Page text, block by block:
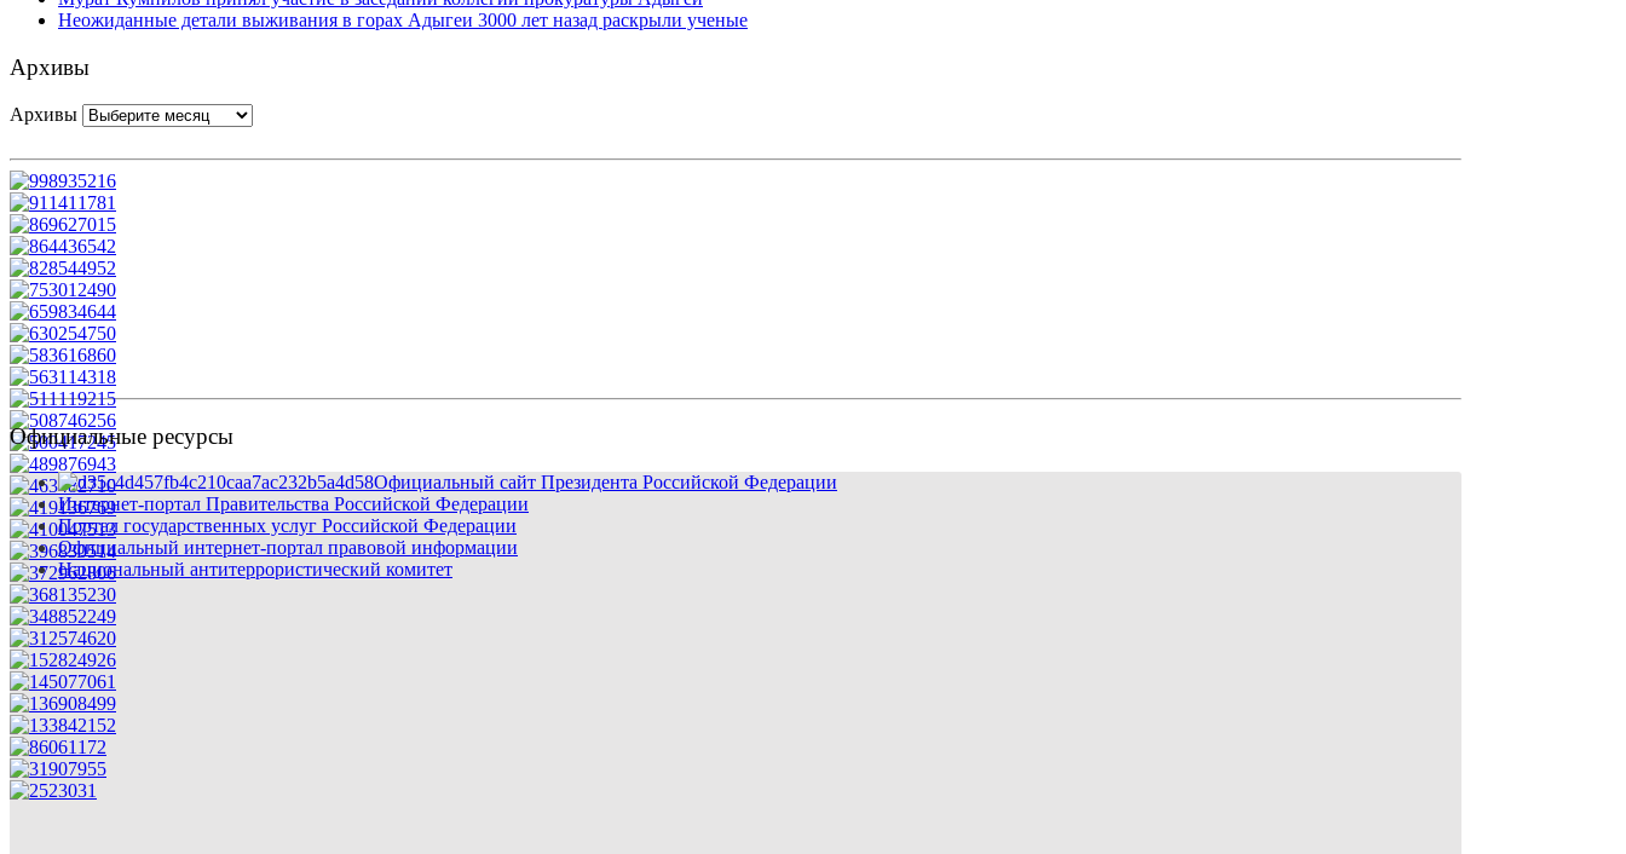
Неожиданные детали выживания в горах Адыгеи 3000 лет назад раскрыли ученые
Архивы
Архивы
Официальные ресурсы
Официальный сайт Президента Российской Федерации
Интернет-портал Правительства Российской Федерации
Портал государственных услуг Российской Федерации
Официальный интернет-портал правовой информации
Национальный антитеррористический комитет